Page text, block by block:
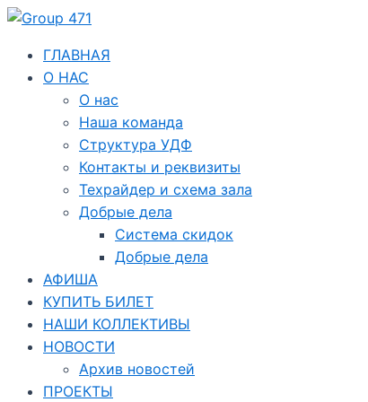
Перейти
содержимому
ГЛАВНАЯ
О НАС
О нас
Наша команда
Структура УДФ
Контакты и реквизиты
Техрайдер и схема зала
Добрые дела
Система скидок
Добрые дела
АФИША
КУПИТЬ БИЛЕТ
НАШИ КОЛЛЕКТИВЫ
НОВОСТИ
Архив новостей
ПРОЕКТЫ
Навигация
записям